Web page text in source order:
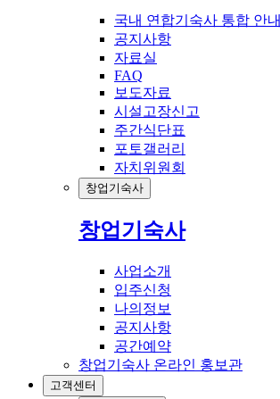
국내 연합기숙사 통합 안내
공지사항
자료실
FAQ
보도자료
시설고장신고
주간식단표
포토갤러리
자치위원회
창업기숙사
창업기숙사
사업소개
입주신청
나의정보
공지사항
공간예약
창업기숙사 온라인 홍보관
고객센터